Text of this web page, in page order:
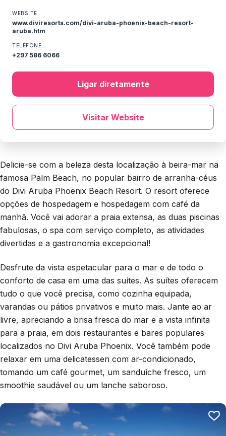
Delicie-se com a beleza desta localização à beira-mar na
famosa Palm Beach, no popular bairro de arranha-céus
do Divi Aruba Phoenix Beach Resort. O resort oferece
opções de hospedagem e hospedagem com café da
manhã. Você vai adorar a praia extensa, as duas piscinas
fabulosas, o spa com serviço completo, as atividades
divertidas e a gastronomia excepcional!
Desfrute da vista espetacular para o mar e de todo o
conforto de casa em uma das suítes. As suítes oferecem
tudo o que você precisa, como cozinha equipada,
varandas ou pátios privativos e muito mais. Jante ao ar
livre, apreciando a brisa fresca do mar e a vista infinita
para a praia, em dois restaurantes e bares populares
localizados no Divi Aruba Phoenix. Você também pode
relaxar em uma delicatessen com ar-condicionado,
tomando um café gourmet, um sanduíche fresco, um
smoothie saudável ou um lanche saboroso.
WEBSITE
www.diviresorts.com/divi-aruba-phoenix-beach-resort-
aruba.htm
TELEFONE
+297 586 6066
Ligar diretamente
Visitar Website